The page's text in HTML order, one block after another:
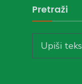
Pretraži
for: